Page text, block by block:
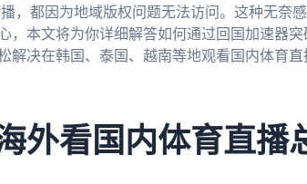
，都因为地域版权问题无法访问。这种无奈
，本文将为你详细解答如何通过回国加速器
解决在韩国、泰国、越南等地观看国内体育
外看国内体育直播